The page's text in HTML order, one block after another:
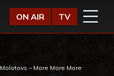
ON AIR TV
– More More More